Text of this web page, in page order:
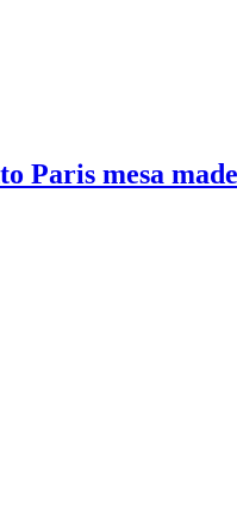
Paris mesa